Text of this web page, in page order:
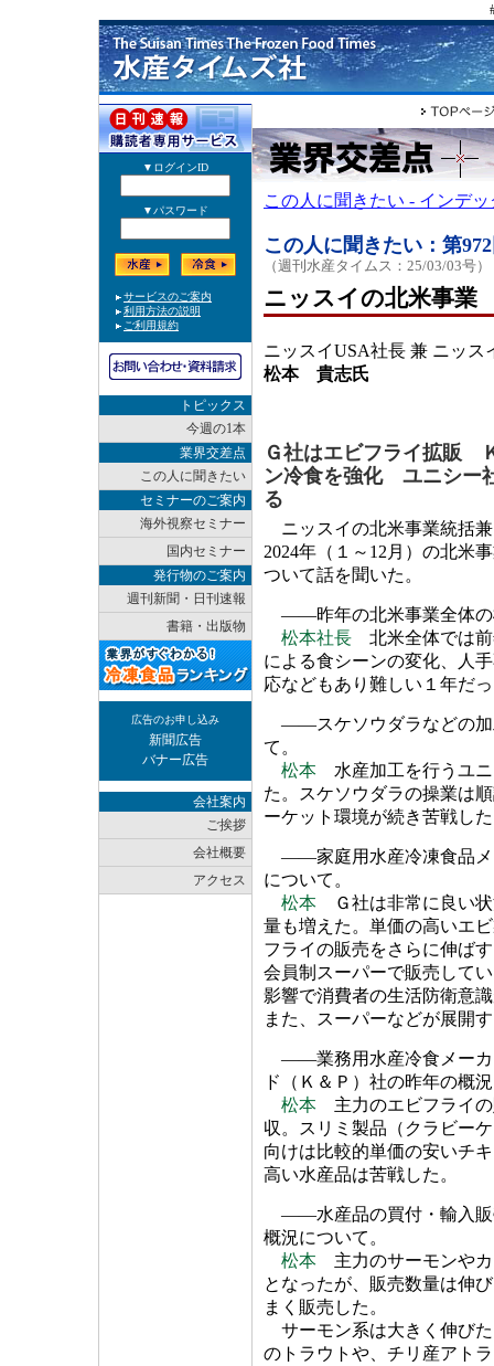
トピックス
今週の1本
業界交差点
この人に聞きたい
セミナーのご案内
海外視察セミナー
国内セミナー
発行物のご案内
週刊新聞・日刊速報
書籍・出版物
広告のお申し込み
新聞広告
バナー広告
会社案内
ご挨拶
会社概要
アクセス
この人に聞きたい - インデ
この人に聞きたい：第
（週刊水産タイムス：25/03/03号）
ニッスイの北米事業
ニッスイUSA社長 兼 ニッス
松本 貴志氏
Ｇ社はエビフライ拡販
ン冷食を強化 ユニシー
る
ニッスイの北米事業統括
2024年（１～12月）の北米
ついて話を聞いた。
――昨年の北米事業全体の
松本社長 北米全体では前
による食シーンの変化、人
応などもあり難しい１年だ
――スケソウダラなどの加
て。
松本 水産加工を行うユニ
た。スケソウダラの操業は
ーケット環境が続き苦戦し
――家庭用水産冷凍食品メ
について。
松本 Ｇ社は非常に良い状
量も増えた。単価の高いエ
フライの販売をさらに伸ば
会員制スーパーで販売して
影響で消費者の生活防衛意
また、スーパーなどが展開
――業務用水産冷食メーカ
ド（Ｋ＆Ｐ）社の昨年の概
松本 主力のエビフライ
収。スリミ製品（クラビー
向けは比較的単価の安いチ
高い水産品は苦戦した。
――水産品の買付・輸入販
概況について。
松本 主力のサーモンやカ
となったが、販売数量は伸
まく販売した。
サーモン系は大きく伸び
のトラウトや、チリ産アト